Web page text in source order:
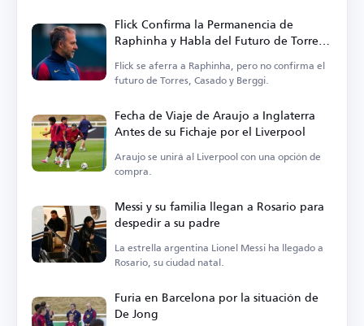
Flick Confirma la Permanencia de
Raphinha y Habla del Futuro de Torres,
Casado y Berggi
Flick se aferra a Raphinha, pero no confirma el
futuro de Torres, Casado y Berggi.
Fecha de Viaje de Araujo a Inglaterra
Antes de su Fichaje por el Liverpool
Araujo se unirá al Liverpool con una opción de
compra.
Messi y su familia llegan a Rosario para
despedir a su padre
La estrella argentina Lionel Messi ha llegado a
Rosario, su ciudad natal.
Furia en Barcelona por la situación de
De Jong